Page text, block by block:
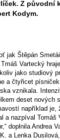
Z původní
Kodym.
jak Štěpán
Vartecký
jako studiový
a čtyřicet
vznikala.
deset nových
například
a nazpíval Tomáš
doplnila Andrea
a Lenka